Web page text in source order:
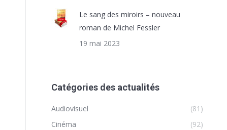
Le sang des miroirs – nouveau
roman de Michel Fessler
19 mai 2023
Catégories des actualités
Audiovisuel
(81)
Cinéma
(92)